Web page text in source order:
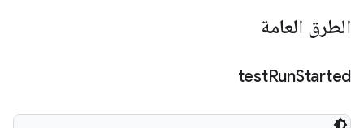
الطرق العامة
testRunStarted